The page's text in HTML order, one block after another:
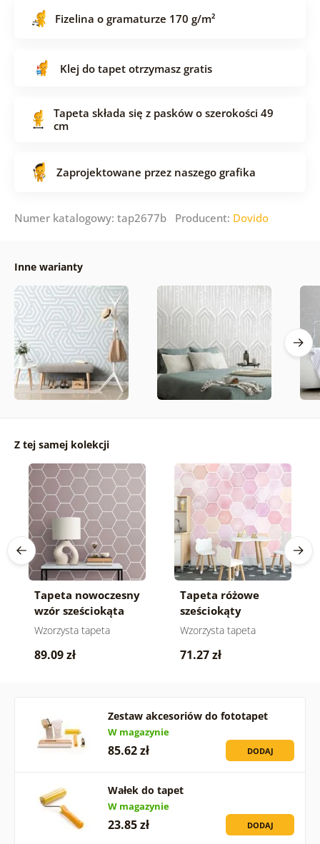
Fizelina o gramaturze 170 g/m²
Klej do tapet otrzymasz gratis
Tapeta składa się z pasków o szerokości 49
cm
Zaprojektowane przez naszego grafika
Numer katalogowy: tap2677b Producent: Dovido
Inne warianty
Z tej samej kolekcji
Tapeta nowoczesny
wzór sześciokąta
Wzorzysta tapeta
89.09 zł
Tapeta różowe
sześciokąty
Wzorzysta tapeta
71.27 zł
Zestaw akcesoriów do fototapet
W magazynie
85.62 zł DODAJ
Wałek do tapet
W magazynie
23.85 zł DODAJ